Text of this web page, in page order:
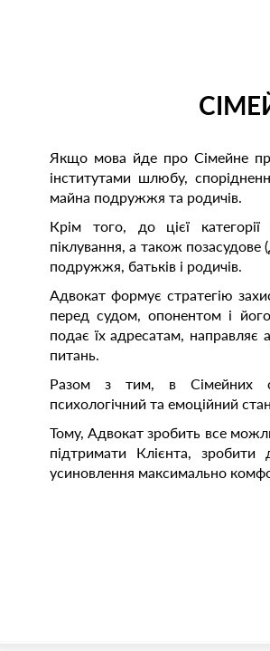
Якщо мова йде про Сімейне
інститутами шлюбу,
майна подружжя та родичів.
Крім того, до цієї
піклування, а також позасудове
подружжя, батьків і родичів.
Адвокат формує стратегію
перед судом, опонентом і
подає їх адресатам, направляє
питань.
Разом з тим, в Сімейних
психологічний та емоційний
Тому, Адвокат зробить все
підтримати Клієнта,
усиновлення максимально